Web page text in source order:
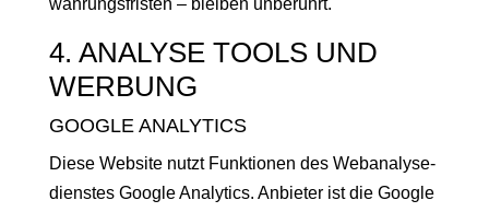
wahrungs­fris­ten – bleiben unberührt.
4. ANALYSE TOOLS UND
WERBUNG
GOOGLE ANALYTICS
Diese Web­site nutzt Funk­tio­nen des Web­analyse­
di­en­stes Google Ana­lyt­ics. Anbi­eter ist die Google